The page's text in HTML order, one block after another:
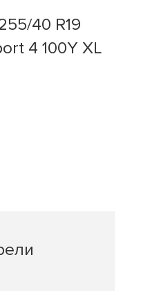
40 R19
4 100Y XL